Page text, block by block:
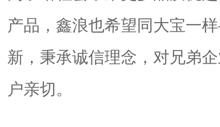
产品，鑫浪也希望同大宝一
新，秉承诚信理念，对兄弟
户亲切。